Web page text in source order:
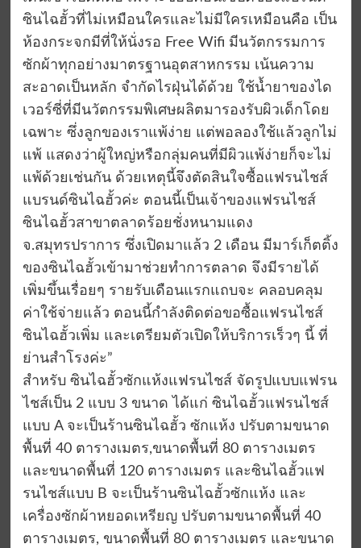
ซินไฉฮั้วที่ไม่เหมือนใครและไม่มีใครเหมือนคือ เป็น
ห้องกระจกมีที่ให้นั่งรอ Free Wifi มีนวัตกรรมการ
ซักผ้าทุกอย่างมาตรฐานอุตสาหกรรม เน้นความ
สะอาดเป็นหลัก จำกัดไรฝุ่นได้ด้วย ใช้น้ำยาของได
เวอร์ซี่ที่มีนวัตกรรมพิเศษผลิตมารองรับผิวเด็กโดย
เฉพาะ ซึ่งลูกของเราแพ้ง่าย แต่พอลองใช้แล้วลูกไม่
แพ้ แสดงว่าผู้ใหญ่หรือกลุ่มคนที่มีผิวแพ้ง่ายก็จะไม่
แพ้ด้วยเช่นกัน ด้วยเหตุนี้จึงตัดสินใจซื้อแฟรนไชส์
แบรนด์ซินไฉฮั้วค่ะ ตอนนี้เป็นเจ้าของแฟรนไชส์
ซินไฉฮั้วสาขาตลาดร้อยชั่งหนามแดง
จ.สมุทรปราการ ซึ่งเปิดมาแล้ว 2 เดือน มีมาร์เก็ตติ้ง
ของซินไฉฮั้วเข้ามาช่วยทำการตลาด จึงมีรายได้
เพิ่มขึ้นเรื่อยๆ รายรับเดือนแรกแถบจะ คลอบคลุม
ค่าใช้จ่ายแล้ว ตอนนี้กำลังติดต่อขอซื้อแฟรนไชส์
ซินไฉฮั้วเพิ่ม และเตรียมตัวเปิดให้บริการเร็วๆ นี้ ที่
ย่านสำโรงค่ะ”
สำหรับ ซินไฉฮั้วซักแห้งแฟรนไชส์ จัดรูปแบบแฟรน
ไชส์เป็น 2 แบบ 3 ขนาด ได้แก่ ซินไฉฮั้วแฟรนไชส์
แบบ A จะเป็นร้านซินไฉฮั้ว ซักแห้ง ปรับตามขนาด
พื้นที่ 40 ตารางเมตร,ขนาดพื้นที่ 80 ตารางเมตร
และขนาดพื้นที่ 120 ตารางเมตร และซินไฉฮั้วแฟ
รนไชส์แบบ B จะเป็นร้านซินไฉฮั้วซักแห้ง และ
เครื่องซักผ้าหยอดเหรียญ ปรับตามขนาดพื้นที่ 40
ตารางเมตร, ขนาดพื้นที่ 80 ตารางเมตร และขนาด